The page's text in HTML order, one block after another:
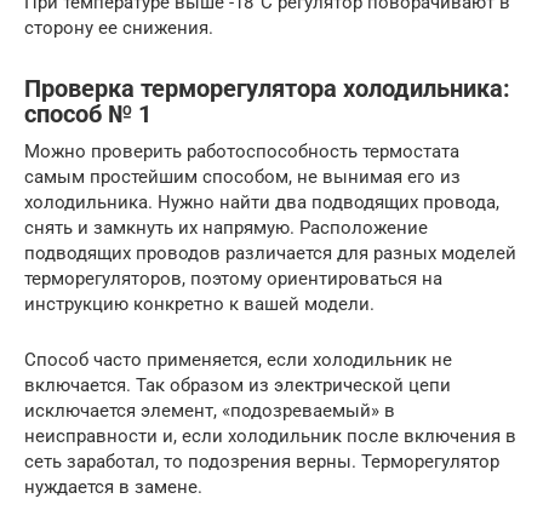
сторону ее снижения.
Проверка терморегулятора холодильника:
способ № 1
Можно проверить работоспособность термостата
самым простейшим способом, не вынимая его из
холодильника. Нужно найти два подводящих провода,
снять и замкнуть их напрямую. Расположение
подводящих проводов различается для разных моделей
терморегуляторов, поэтому ориентироваться на
инструкцию конкретно к вашей модели.
Способ часто применяется, если холодильник не
включается. Так образом из электрической цепи
исключается элемент, «подозреваемый» в
неисправности и, если холодильник после включения в
сеть заработал, то подозрения верны. Терморегулятор
нуждается в замене.